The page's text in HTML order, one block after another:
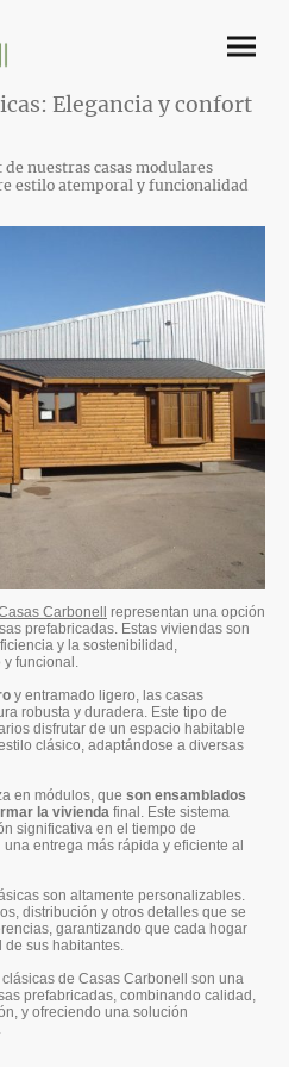
Elegancia y confort
nuestras casas modulares
estilo atemporal y funcionalidad
Carbonell
representan una opción
prefabricadas. Estas viviendas son
y la sostenibilidad,
y funcional.
y entramado ligero, las casas
robusta y duradera. Este tipo de
disfrutar de un espacio habitable
clásico, adaptándose a diversas
en módulos, que son ensamblados
la vivienda final. Este sistema
significativa en el tiempo de
entrega más rápida y eficiente al
son altamente personalizables.
distribución y otros detalles que se
garantizando que cada hogar
sus habitantes.
de Casas Carbonell son una
prefabricadas, combinando calidad,
y ofreciendo una solución